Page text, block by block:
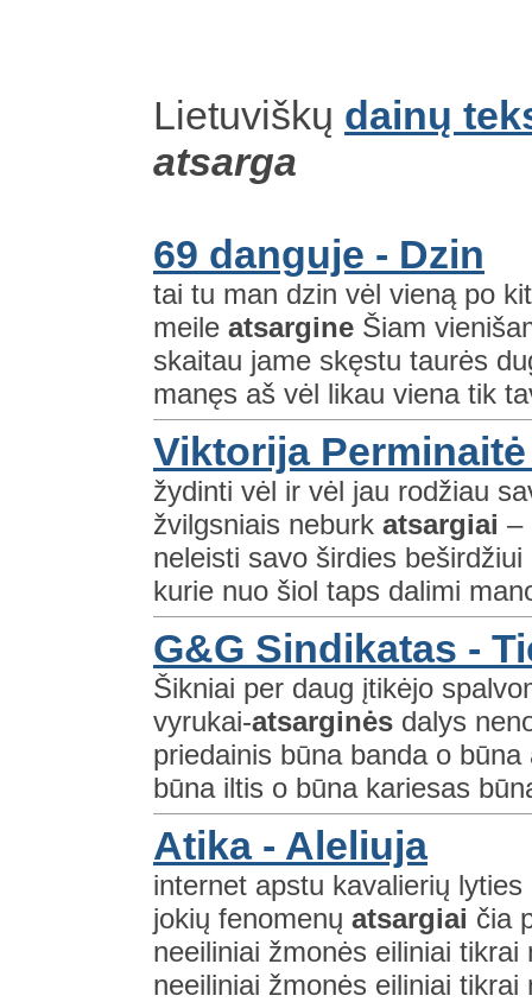
Lietuviškų dainų
atsarga
69 danguje - Dzin
tai tu man dzin vėl vieną po
meile atsargine Šiam
skaitau jame skęstu taurės
manęs aš vėl likau viena tik
Viktorija
žydinti vėl ir vėl jau rodžiau
žvilgsniais neburk atsargiai –
neleisti savo širdies
kurie nuo šiol taps dalimi
G&G Sindikatas -
Šikniai per daug įtikėjo
vyrukai-atsarginės dalys
priedainis būna banda o
būna iltis o būna kariesas
Atika - Aleliuja
internet apstu kavalierių
jokių fenomenų atsargiai čia
neeiliniai žmonės eiliniai
neeiliniai žmonės eiliniai